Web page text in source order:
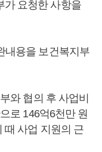
가 요청한 사항을
내용을 보건복지부
와 협의 후 사업비
로 146억6천만 원
때 사업 지원의 근